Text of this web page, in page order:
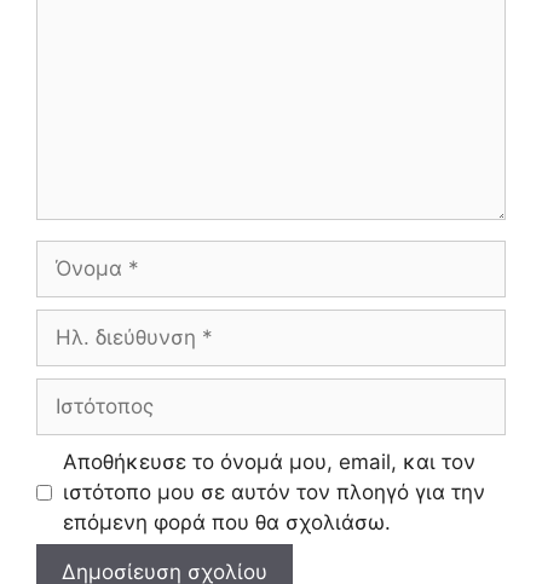
διεύθυνση
Αποθήκευσε το όνομά μου, email, και τον
ιστότοπο μου σε αυτόν τον πλοηγό για την
επόμενη φορά που θα σχολιάσω.